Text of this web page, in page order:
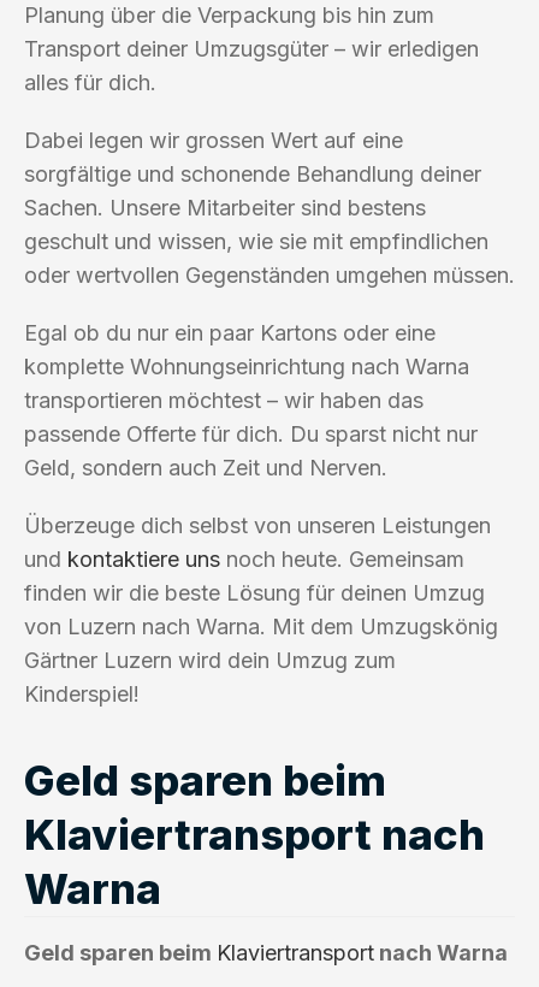
Planung über die Verpackung bis hin zum
Transport deiner Umzugsgüter – wir erledigen
alles für dich.
Dabei legen wir grossen Wert auf eine
sorgfältige und schonende Behandlung deiner
Sachen. Unsere Mitarbeiter sind bestens
geschult und wissen, wie sie mit empfindlichen
oder wertvollen Gegenständen umgehen müssen.
Egal ob du nur ein paar Kartons oder eine
komplette Wohnungseinrichtung nach Warna
transportieren möchtest – wir haben das
passende Offerte für dich. Du sparst nicht nur
Geld, sondern auch Zeit und Nerven.
Überzeuge dich selbst von unseren Leistungen
und kontaktiere uns noch heute. Gemeinsam
finden wir die beste Lösung für deinen Umzug
von Luzern nach Warna. Mit dem Umzugskönig
Gärtner Luzern wird dein Umzug zum
Kinderspiel!
Geld sparen beim
Klaviertransport nach
Warna
Geld sparen beim Klaviertransport nach Warna